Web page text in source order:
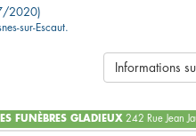
2020)
sur-Escaut.
Informations
FUNÈBRES GLADIEUX 242 Rue Jean